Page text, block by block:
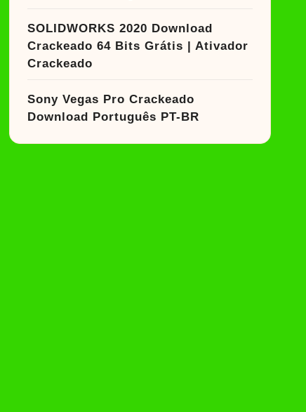
SOLIDWORKS 2020 Download
Crackeado 64 Bits Grátis | Ativador
Crackeado
Sony Vegas Pro Crackeado
Download Português PT-BR